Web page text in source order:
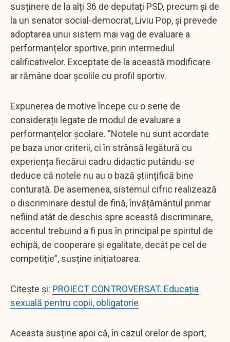
susținere de la alți 36 de deputați PSD, precum și de
la un senator social-democrat, Liviu Pop, și prevede
adoptarea unui sistem mai vag de evaluare a
performanțelor sportive, prin intermediul
calificativelor. Exceptate de la această modificare
ar rămâne doar școlile cu profil sportiv.
Expunerea de motive începe cu o serie de
considerații legate de modul de evaluare a
performanțelor școlare. ”Notele nu sunt acordate
pe baza unor criterii, ci în strânsă legătură cu
experiența fiecărui cadru didactic putându-se
deduce că notele nu au o bază științifică bine
conturată. De asemenea, sistemul cifric realizează
o discriminare destul de fină, învățământul primar
nefiind atât de deschis spre această discriminare,
accentul trebuind a fi pus în principal pe spiritul de
echipă, de cooperare și egalitate, decât pe cel de
competiție”, susține inițiatoarea.
Citește și: PROIECT CONTROVERSAT. Educația
sexuală pentru copii, obligatorie
Aceasta susține apoi că, în cazul orelor de sport,